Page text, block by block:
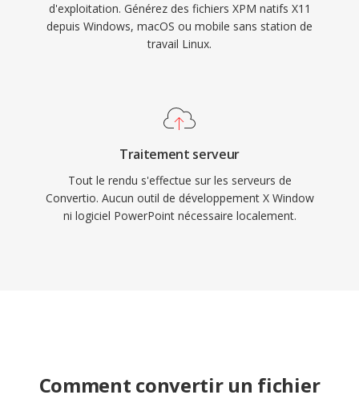
d'exploitation. Générez des fichiers XPM natifs X11
depuis Windows, macOS ou mobile sans station de
travail Linux.
Traitement serveur
Tout le rendu s'effectue sur les serveurs de
Convertio. Aucun outil de développement X Window
ni logiciel PowerPoint nécessaire localement.
Comment convertir un fichier